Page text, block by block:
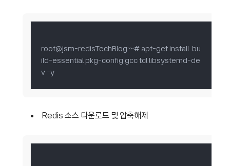
root@jsm-redisTechBlog:~# apt-get install  bu
ild-essential pkg-config gcc tcl libsystemd-de
v -y
Redis 소스 다운로드 및 압축해제